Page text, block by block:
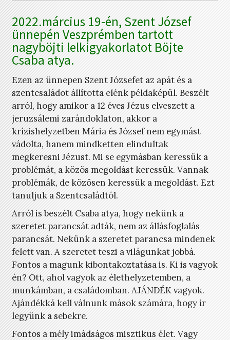
2022.március 19-én, Szent József
ünnepén Veszprémben tartott
nagyböjti lelkigyakorlatot Böjte
Csaba atya.
Ezen az ünnepen Szent Józsefet az apát és a
szentcsaládot állította elénk példaképül. Beszélt
arról, hogy amikor a 12 éves Jézus elveszett a
jeruzsálemi zarándoklaton, akkor a
krízishelyzetben Mária és József nem egymást
vádolta, hanem mindketten elindultak
megkeresni Jézust. Mi se egymásban keressük a
problémát, a közös megoldást keressük. Vannak
problémák, de közösen keressük a megoldást. Ezt
tanuljuk a Szentcsaládtól.
Arról is beszélt Csaba atya, hogy nekünk a
szeretet parancsát adták, nem az állásfoglalás
parancsát. Nekünk a szeretet parancsa mindenek
felett van. A szeretet teszi a világunkat jobbá.
Fontos a magunk kibontakoztatása is. Ki is vagyok
én? Ott, ahol vagyok az élethelyzetemben, a
munkámban, a családomban. AJÁNDÉK vagyok.
Ajándékká kell válnunk mások számára, hogy ír
legyünk a sebekre.
Fontos a mély imádságos misztikus élet. Vagy